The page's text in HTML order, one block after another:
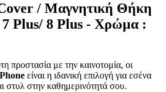
/ Μαγνητική Θήκη
Plus/ 8 Plus - Χρώμα :
προστασία με την καινοτομία, οι
είναι η ιδανική επιλογή για εσένα
στυλ στην καθημερινότητά σου.